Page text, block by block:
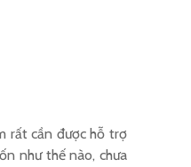
rất cần được hỗ trợ
như thế nào, chưa